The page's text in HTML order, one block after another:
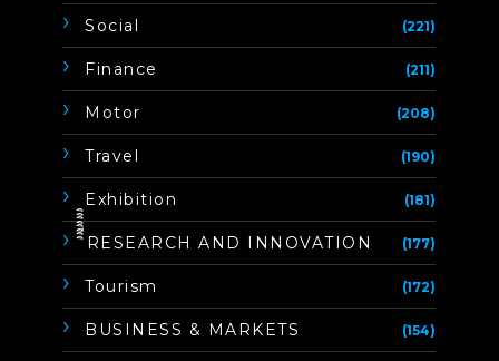
Social (221)
Finance (211)
Motor (208)
Travel (190)
Exhibition (181)
ิิีิิิิิRESEARCH AND INNOVATION (177)
Tourism (172)
BUSINESS & MARKETS (154)